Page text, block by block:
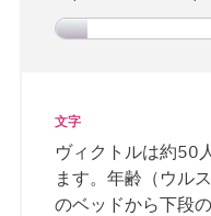
文字
ヴィクトルは約50
ます。年齢（ウル
のベッドから下段